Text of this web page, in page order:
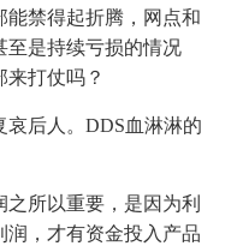
能禁得起折腾，网点和
至是持续亏损的情况
打仗吗？
哀后人。DDS血淋淋的
所以重要，是因为利
润，才有资金投入产品